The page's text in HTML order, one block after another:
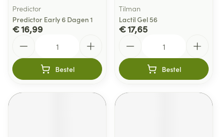
Predictor
Predictor Early 6 Dagen 1
€ 16,99
Bestel
Tilman
Lactil Gel 56
€ 17,65
Bestel